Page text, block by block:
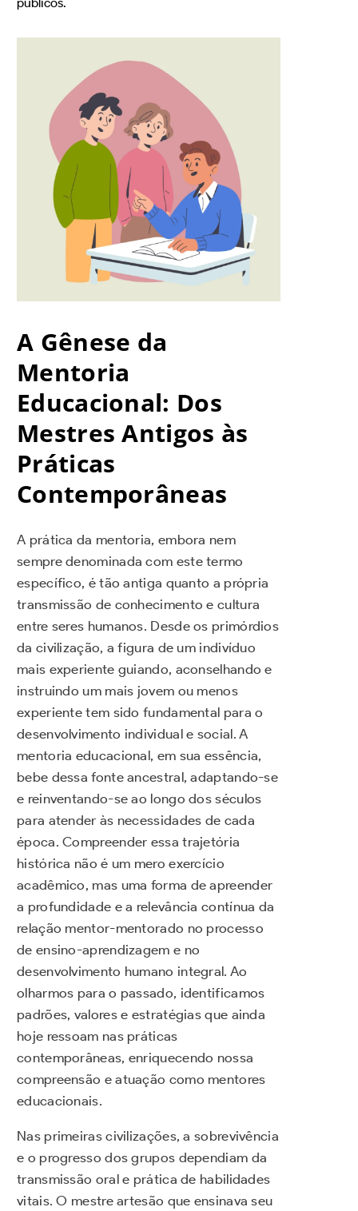
A Gênese da
Mentoria
Educacional: Dos
Mestres Antigos às
Práticas
Contemporâneas
A prática da mentoria, embora nem
sempre denominada com este termo
específico, é tão antiga quanto a própria
transmissão de conhecimento e cultura
entre seres humanos. Desde os primórdios
da civilização, a figura de um indivíduo
mais experiente guiando, aconselhando e
instruindo um mais jovem ou menos
experiente tem sido fundamental para o
desenvolvimento individual e social. A
mentoria educacional, em sua essência,
bebe dessa fonte ancestral, adaptando-se
e reinventando-se ao longo dos séculos
para atender às necessidades de cada
época. Compreender essa trajetória
histórica não é um mero exercício
acadêmico, mas uma forma de apreender
a profundidade e a relevância contínua da
relação mentor-mentorado no processo
de ensino-aprendizagem e no
desenvolvimento humano integral. Ao
olharmos para o passado, identificamos
padrões, valores e estratégias que ainda
hoje ressoam nas práticas
contemporâneas, enriquecendo nossa
compreensão e atuação como mentores
educacionais.
Nas primeiras civilizações, a sobrevivência
e o progresso dos grupos dependiam da
transmissão oral e prática de habilidades
vitais. O mestre artesão que ensinava seu